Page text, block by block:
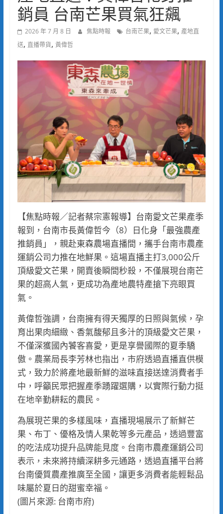
銷員 台南芒果買氣狂飆
2026 年 7 月 8 日 焦點時報 台南芒果, 愛文芒果, 產地直
送, 直播帶貨, 黃偉哲
【焦點時報／記者蔡宗憲報導】台南愛文芒果產季
報到，台南市長黃偉哲今（8）日化身「最強農產
推銷員」，親赴東森農場直播間，攜手台南市農產
運銷公司力推在地鮮果。這場直播主打3,000公斤
頂級愛文芒果，開賣後瞬間秒殺，不僅展現台南芒
果的超高人氣，更成功為產地農特產搶下亮眼買
氣。
黃偉哲強調，台南擁有得天獨厚的日照與氣候，孕
育出果肉細緻、香氣馥郁且多汁的頂級愛文芒果，
不僅深獲國內饕客喜愛，更是享譽國際的夏季驕
傲。農業局長李芳林也指出，市府透過直播直供模
式，致力於將產地最新鮮的滋味直接送達消費者手
中，呼籲民眾把握產季踴躍選購，以實際行動力挺
在地辛勤耕耘的農民。
為展現芒果的多樣風味，直播現場展示了新鮮芒
果、布丁、優格及情人果乾等多元產品，透過豐富
的吃法成功提升品牌能見度。台南市農產運銷公司
表示，未來將持續深耕多元通路，透過直播平台將
台南優質農產推廣至全國，讓更多消費者能輕鬆品
味屬於夏日的甜蜜幸福。
(圖片來源: 台南市府)